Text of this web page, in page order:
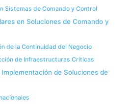
Sistemas de Comando y Control
en Soluciones de Comando y
de la Continuidad del Negocio
de Infraestructuras Críticas
de Soluciones de